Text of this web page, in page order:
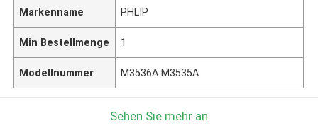
Markenname PHLIP
Min Bestellmenge 1
Modellnummer M3536A M3535A
Sehen Sie mehr an